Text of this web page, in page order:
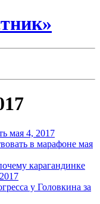
мая 4, 2017
в марафоне мая
карагандинке
у Головкина за